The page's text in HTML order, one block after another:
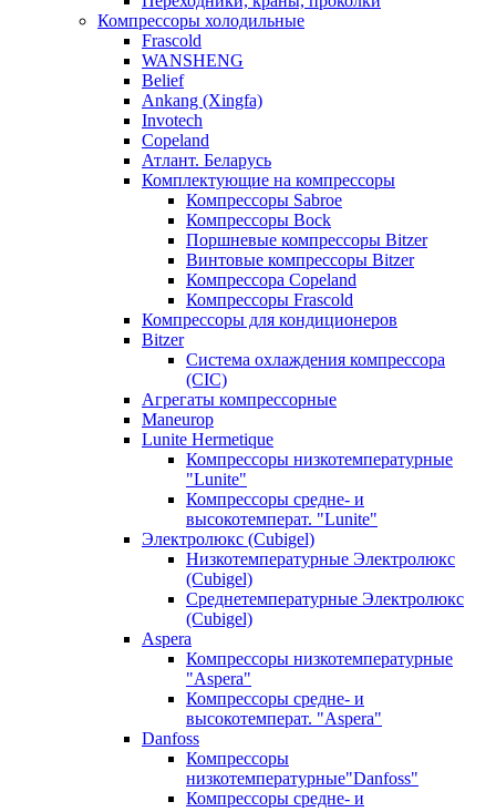
Компрессоры холодильные
Frascold
WANSHENG
Belief
Ankang (Xingfa)
Invotech
Copeland
Атлант. Беларусь
Комплектующие на компрессоры
Компрессоры Sabroe
Компрессоры Bock
Поршневые компрессоры Bitzer
Винтовые компрессоры Bitzer
Компрессора Copeland
Компрессоры Frascold
Компрессоры для кондиционеров
Bitzer
Система охлаждения компрессора
(CIC)
Агрегаты компрессорные
Maneurop
Lunite Hermetique
Компрессоры низкотемпературные
"Lunite"
Компрессоры средне- и
высокотемперат. "Lunite"
Электролюкс (Cubigel)
Низкотемпературные Электролюкс
(Cubigel)
Среднетемпературные Электролюкс
(Cubigel)
Aspera
Компрессоры низкотемпературные
"Aspera"
Компрессоры средне- и
высокотемперат. "Aspera"
Danfoss
Компрессоры
низкотемпературные"Danfoss"
Компрессоры средне- и